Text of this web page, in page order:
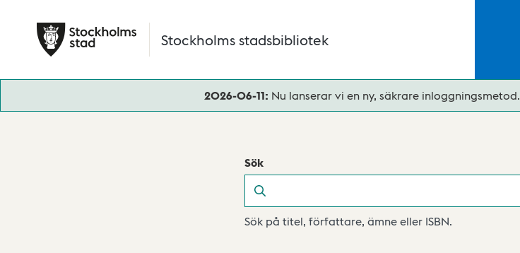
Stockholms stadsbibliotek
2026-06-11: Nu lanserar vi en ny, säkrare inloggningsmetod.
Sök
Sök på titel, författare, ämne eller ISBN.